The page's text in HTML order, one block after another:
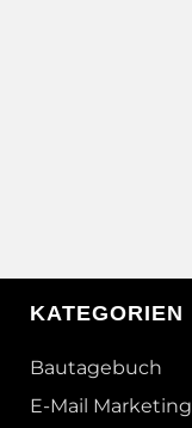
KATEGORIEN
Bautagebuch
E-Mail Marketing